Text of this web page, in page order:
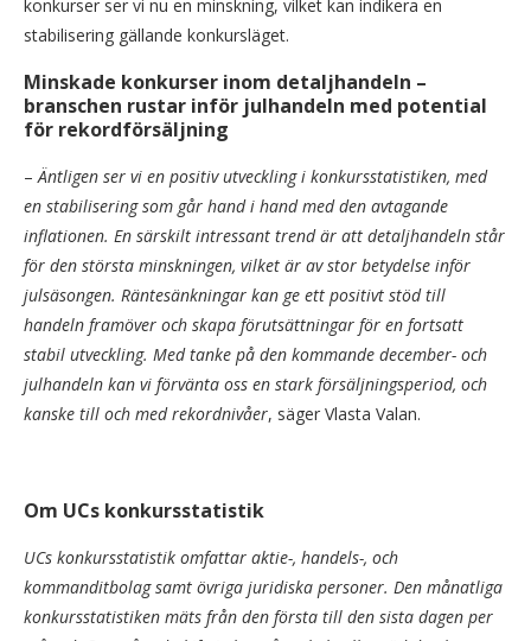
konkurser ser vi nu en minskning, vilket kan indikera en
stabilisering gällande konkursläget.
Minskade konkurser inom detaljhandeln –
branschen rustar inför julhandeln med potential
för rekordförsäljning
–Äntligen ser vi en positiv utveckling i konkursstatistiken, med
en stabilisering som går hand i hand med den avtagande
inflationen. En särskilt intressant trend är att detaljhandeln står
för den största minskningen, vilket är av stor betydelse inför
julsäsongen. Räntesänkningar kan ge ett positivt stöd till
handeln framöver och skapa förutsättningar för en fortsatt
stabil utveckling. Med tanke på den kommande december- och
julhandeln kan vi förvänta oss en stark försäljningsperiod, och
kanske till och med rekordnivåer, säger Vlasta Valan.
Om UCs konkursstatistik
UCs konkursstatistik omfattar aktie-, handels-, och
kommanditbolag samt övriga juridiska personer. Den månatliga
konkursstatistiken mäts från den första till den sista dagen per